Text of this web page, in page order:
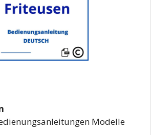
Modelle